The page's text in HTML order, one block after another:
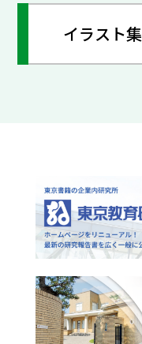
イラスト集